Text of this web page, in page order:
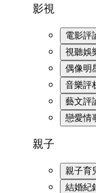
影視
電影評
視聽娛
偶像明
音樂評
藝文評
戀愛情
親子
親子育
結婚紀